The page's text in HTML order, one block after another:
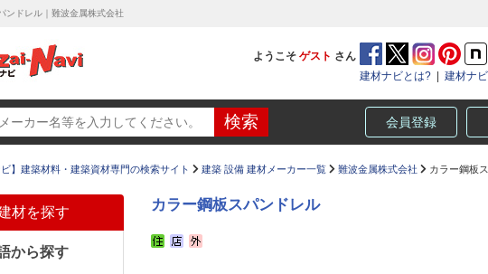
ンドレル｜難波金属株式会社
ようこそ ゲスト さん
建材ナビとは?
建材ナ
会員登録
ビ】建築材料・建築資材専門の検索サイト 建築 設備 建材メーカー一覧 難波金属株式会社 カラー鋼板
材を探す
から探す
カラー鋼板スパンドレル